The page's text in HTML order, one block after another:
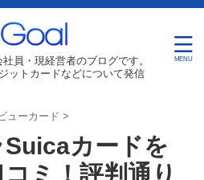
員・現経営者のブログです。
ットカードなどについて発信
ューカード >
カードを
ミ！評判通り